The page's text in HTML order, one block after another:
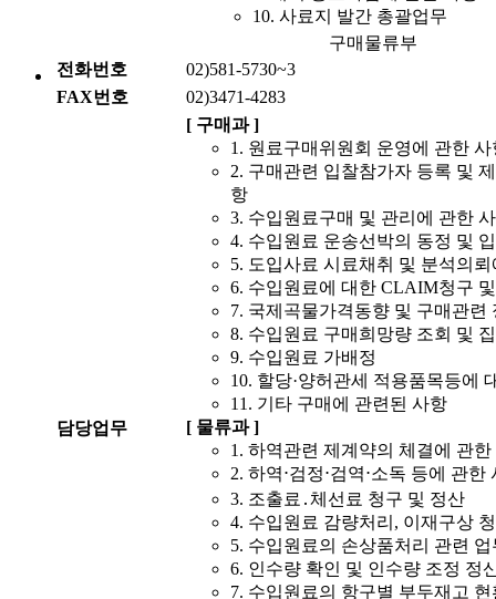
10. 사료지 발간 총괄업무
구매물류부
전화번호
02)581-5730~3
FAX번호
02)3471-4283
담당업무
[ 구매과 ]
1. 원료구매위원회 운영에 관한 사
2. 구매관련 입찰참가자 등록 및
항
3. 수입원료구매 및 관리에 관한
4. 수입원료 운송선박의 동정 및
5. 도입사료 시료채취 및 분석의
6. 수입원료에 대한 CLAIM청구
7. 국제곡물가격동향 및 구매관련
8. 수입원료 구매희망량 조회 및
9. 수입원료 가배정
10. 할당·양허관세 적용품목등에
11. 기타 구매에 관련된 사항
[ 물류과 ]
1. 하역관련 제계약의 체결에 관한
2. 하역⋅검정⋅검역⋅소독 등에 관한
3. 조출료․체선료 청구 및 정산
4. 수입원료 감량처리, 이재구상
5. 수입원료의 손상품처리 관련 업
6. 인수량 확인 및 인수량 조정 정
7. 수입원료의 항구별 부두재고 현